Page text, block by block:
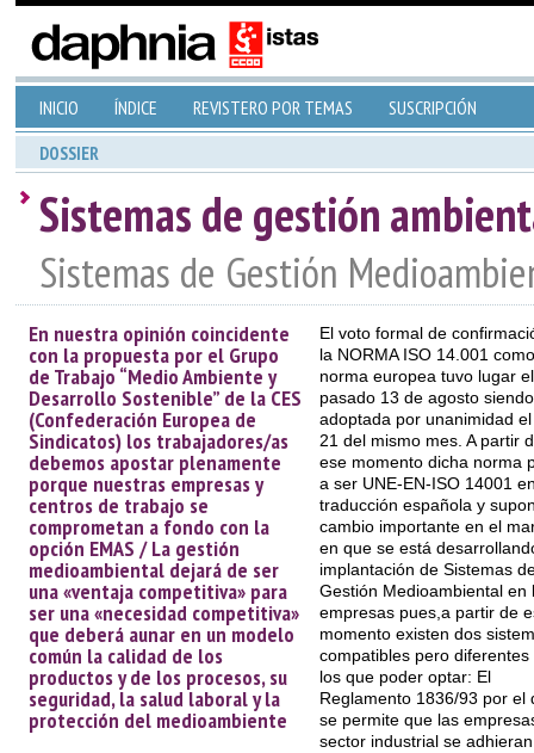
INICIO ÍNDICE REVISTERO POR TEMAS SUSCRIPCIÓN
DOSSIER
Sistemas de gestión
Sistemas de Gestión
En nuestra opinión coincidente
con la propuesta por el Grupo
de Trabajo “Medio Ambiente y
Desarrollo Sostenible” de la CES
(Confederación Europea de
Sindicatos) los trabajadores/as
debemos apostar plenamente
porque nuestras empresas y
centros de trabajo se
comprometan a fondo con la
opción EMAS / La gestión
medioambiental dejará de ser
una «ventaja competitiva» para
ser una «necesidad competitiva»
que deberá aunar en un modelo
común la calidad de los
productos y de los procesos, su
seguridad, la salud laboral y la
protección del medioambiente
El voto formal de
la NORMA ISO 14.001 como
norma europea tuvo lugar el
pasado 13 de agosto siendo
adoptada por unanimidad
21 del mismo mes. A partir
ese momento dicha norma
a ser UNE-EN-ISO 14001
traducción española y
cambio importante en el
en que se está
implantación de Sistemas
Gestión Medioambiental en
empresas pues,a partir de
momento existen dos
compatibles pero diferentes
los que poder optar: El
Reglamento 1836/93 por el
se permite que las
sector industrial se